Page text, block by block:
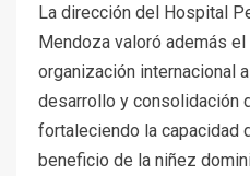
La dirección del Hospital
Mendoza valoró además
organización internacional
desarrollo y consolidación
fortaleciendo la capacidad
beneficio de la niñez